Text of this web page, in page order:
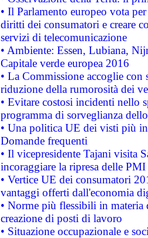
• Il Parlamento europeo vota
diritti dei consumatori e creare
servizi di telecomunicazione
• Ambiente: Essen, Lubiana,
Capitale verde europea 2016
• La Commissione accoglie
riduzione della rumorosità dei
• Evitare costosi incidenti nello
programma di sorveglianza
• Una politica UE dei visti più
Domande frequenti
• Il vicepresidente Tajani visita
incoraggiare la ripresa delle
• Vertice UE dei consumatori
vantaggi offerti dall'economia
• Norme più flessibili in materia
creazione di posti di lavoro
• Situazione occupazionale e